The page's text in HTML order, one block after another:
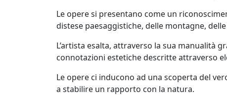
Alessandro
Caneva
Le opere si presentano come un
distese paesaggistiche, delle montagne,
L’artista esalta, attraverso la sua manualità
connotazioni estetiche descritte attraverso
Le opere ci inducono ad una scoperta del
a stabilire un rapporto con la natura.